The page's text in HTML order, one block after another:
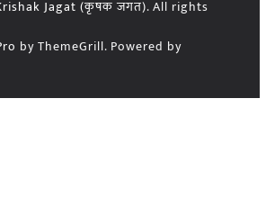
Jagat (कृषक जगत). All rights
by ThemeGrill. Powered by